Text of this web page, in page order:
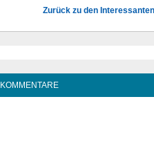
Zurück zu den
KOMMENTARE